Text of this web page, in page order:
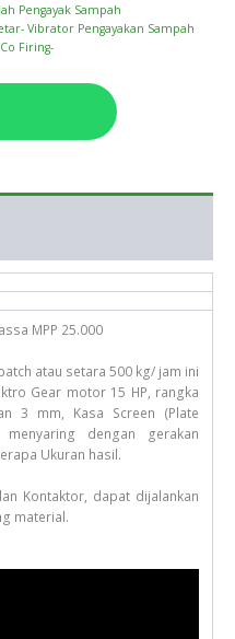
Pengayak Sampah
Vibrator Pengayakan Sampah
Firing-
MPP 25.000
atau setara 500 kg/ jam ini
Gear motor 15 HP, rangka
3 mm, Kasa Screen (Plate
dengan gerakan
Ukuran hasil.
Kontaktor, dapat dijalankan
material.